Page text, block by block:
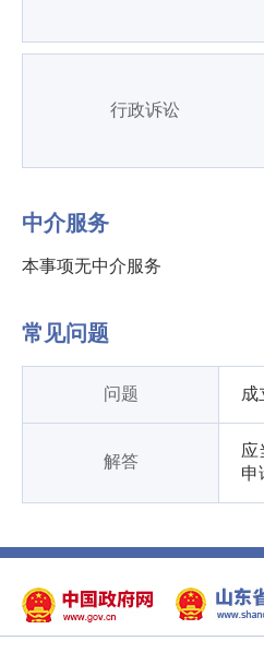
行政诉讼
中介服务
本事项无中介服务
常见问题
问题 成
解答
应
申